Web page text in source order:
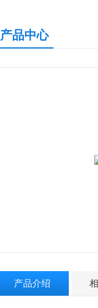
产品中心
产品介绍